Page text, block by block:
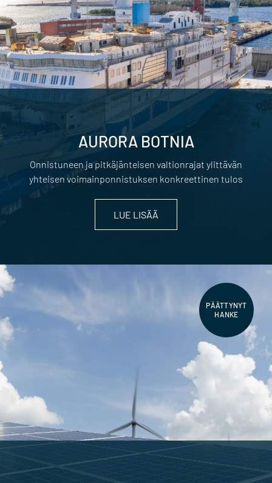
AURORA BOTNIA
Onnistuneen ja pitkäjänteisen valtionrajat ylittävän
yhteisen voimainponnistuksen konkreettinen tulos
LUE LISÄÄ
PÄÄTTYNYT
HANKE